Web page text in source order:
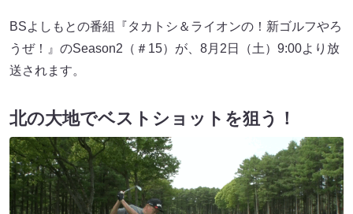
BSよしもとの番組『タカトシ＆ライオンの！新ゴルフやろ
うぜ！』のSeason2（＃15）が、8月2日（土）9:00より放
送されます。
北の大地でベストショットを狙う！